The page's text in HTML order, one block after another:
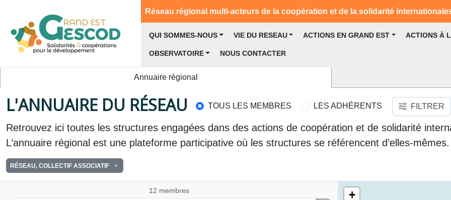
Réseau régional multi-acteurs de la coopération et de la solidarité
QUI SOMMES-NOUS VIE DU RESEAU ACTIONS EN GRAND EST ACTIONS À
OBSERVATOIRE NOUS CONTACTER
Annuaire régional
L'ANNUAIRE DU RÉSEAU TOUS LES MEMBRES LES ADHÉRENTS FILTRER
Retrouvez ici toutes les structures engagées dans des actions de coopération et de solidarité
L’annuaire régional est une plateforme participative où les structures se référencent d’elles-mêmes.
RÉSEAU, COLLECTIF ASSOCIATIF
12 membres
+